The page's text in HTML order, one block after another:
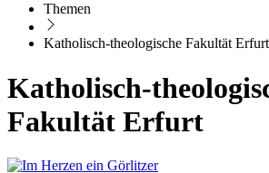
Themen
Katholisch-theologische Fakultät Erfurt
Katholisch-
Fakultät Erfurt